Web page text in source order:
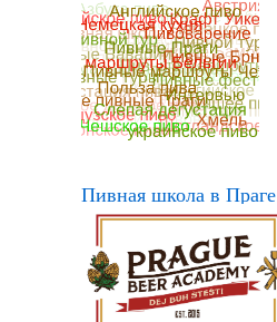
Пивная школа в Праге